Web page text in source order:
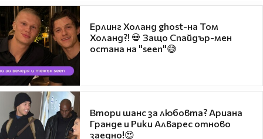
Ерлинг Холанд ghost-на Том
Холанд?! 💀 Защо Спайдър-мен
остана на "seen"😅
Втори шанс за любовта? Ариана
Гранде и Рики Алварес отново
заедно!😍